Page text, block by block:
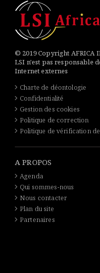
© 2019 Copyright AFRICA
LSI n'est pas responsable
Internet externes
Charte de déontologie
Confidentialité
Gestion des cookies
Politique de correction
Politique de vérification
A PROPOS
Agenda
Qui sommes-nous
Nous contacter
Plan du site
Partenaires